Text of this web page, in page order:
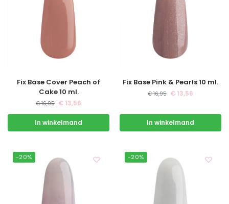
Fix Base Cover Peach of
Cake 10 ml.
€16,95 € 13,56
In winkelmand
Fix Base Pink & Pearls 10 ml.
€16,95 € 13,56
In winkelmand
-20% -20%